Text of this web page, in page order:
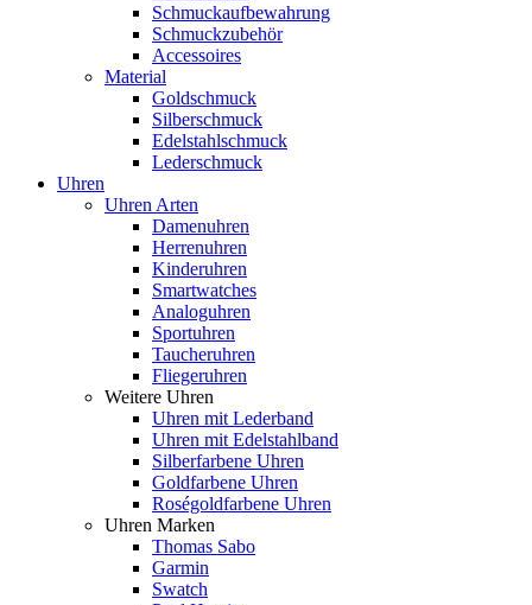
Schmuckaufbewahrung
Schmuckzubehör
Accessoires
Material
Goldschmuck
Silberschmuck
Edelstahlschmuck
Lederschmuck
Uhren
Uhren Arten
Damenuhren
Herrenuhren
Kinderuhren
Smartwatches
Analoguhren
Sportuhren
Taucheruhren
Fliegeruhren
Weitere Uhren
Uhren mit Lederband
Uhren mit Edelstahlband
Silberfarbene Uhren
Goldfarbene Uhren
Roségoldfarbene Uhren
Uhren Marken
Thomas Sabo
Garmin
Swatch